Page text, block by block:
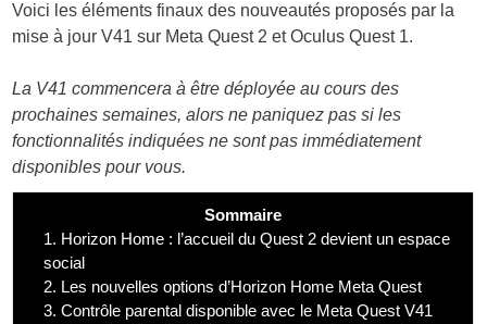
Voici les éléments finaux des nouveautés proposés par la
mise à jour V41 sur Meta Quest 2 et Oculus Quest 1.
La V41 commencera à être déployée au cours des
prochaines semaines, alors ne paniquez pas si les
fonctionnalités indiquées ne sont pas immédiatement
disponibles pour vous.
Sommaire
1. Horizon Home : l’accueil du Quest 2 devient un espace
social
2. Les nouvelles options d’Horizon Home Meta Quest
3. Contrôle parental disponible avec le Meta Quest V41